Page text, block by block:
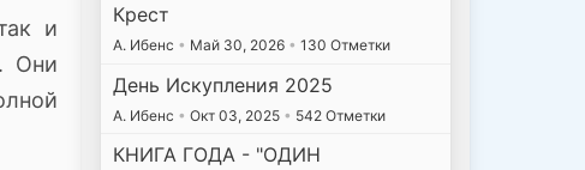
и
Они
Крест
А. Ибенс • Май 30, 2026 • 130 Отметки
День Искупления 2025
А. Ибенс • Окт 03, 2025 • 542 Отметки
КНИГА ГОДА - "ОДИН